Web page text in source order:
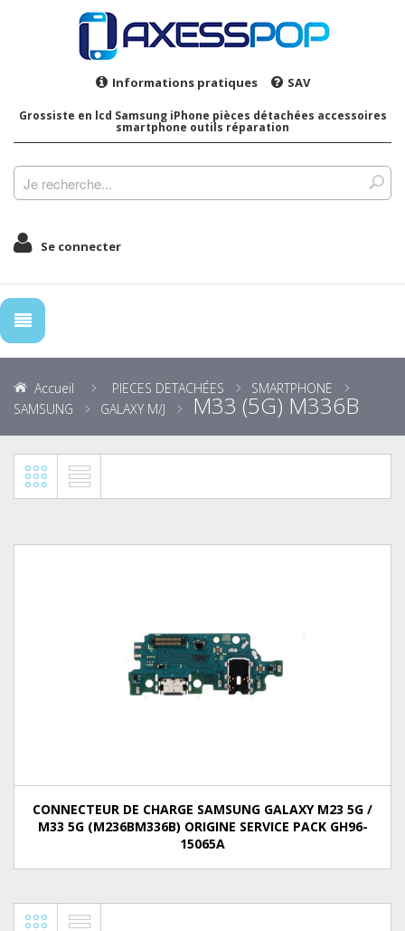
Informations pratiques SAV
Grossiste en lcd Samsung iPhone pièces détachées accessoires
smartphone outils réparation
Se connecter
Accueil PIECES DETACHÉES
SMARTPHONE
SAMSUNG
GALAXY M/J M33 (5G) M336B
CONNECTEUR DE CHARGE SAMSUNG GALAXY M23 5G /
M33 5G (M236BM336B) ORIGINE SERVICE PACK GH96-
15065A